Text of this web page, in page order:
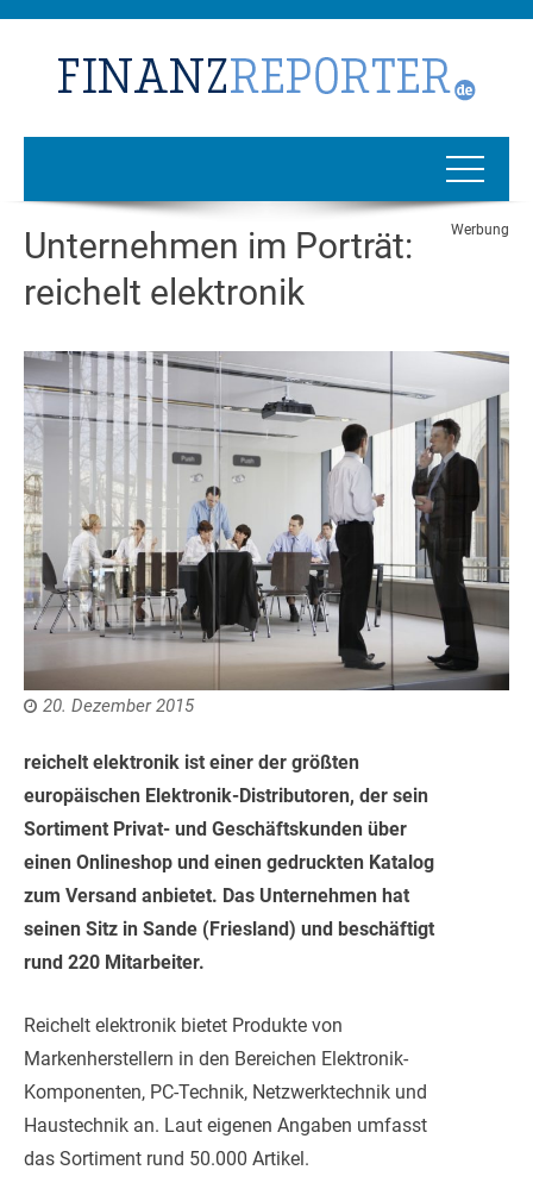
Unternehmen im Porträt:
reichelt elektronik
Werbung
20. Dezember 2015
reichelt elektronik ist einer der größten
europäischen Elektronik-Distributoren, der sein
Sortiment Privat- und Geschäftskunden über
einen Onlineshop und einen gedruckten Katalog
zum Versand anbietet. Das Unternehmen hat
seinen Sitz in Sande (Friesland) und beschäftigt
rund 220 Mitarbeiter.
Reichelt elektronik bietet Produkte von
Markenherstellern in den Bereichen Elektronik-
Komponenten, PC-Technik, Netzwerktechnik und
Haustechnik an. Laut eigenen Angaben umfasst
das Sortiment rund 50.000 Artikel.